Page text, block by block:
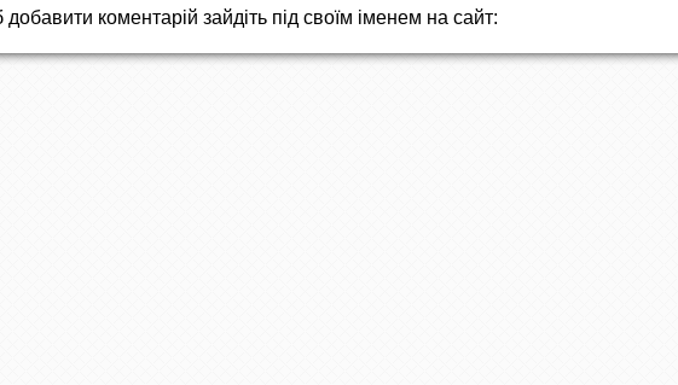
коментарій зайдіть під своїм іменем на сайт: